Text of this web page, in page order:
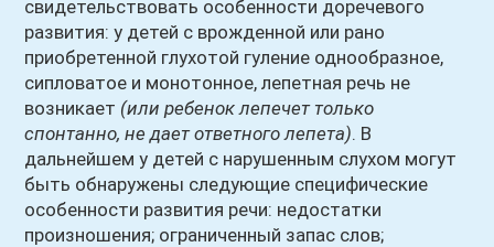
свидетельствовать особенности доречевого
развития: у детей с врожденной или рано
приобретенной глухотой гуление однообразное,
сипловатое и монотонное, лепетная речь не
возникает (или ребенок лепечет только
спонтанно, не дает ответного лепета). В
дальнейшем у детей с нарушенным слухом могут
быть обнаружены следующие специфические
особенности развития речи: недостатки
произношения; ограниченный запас слов;